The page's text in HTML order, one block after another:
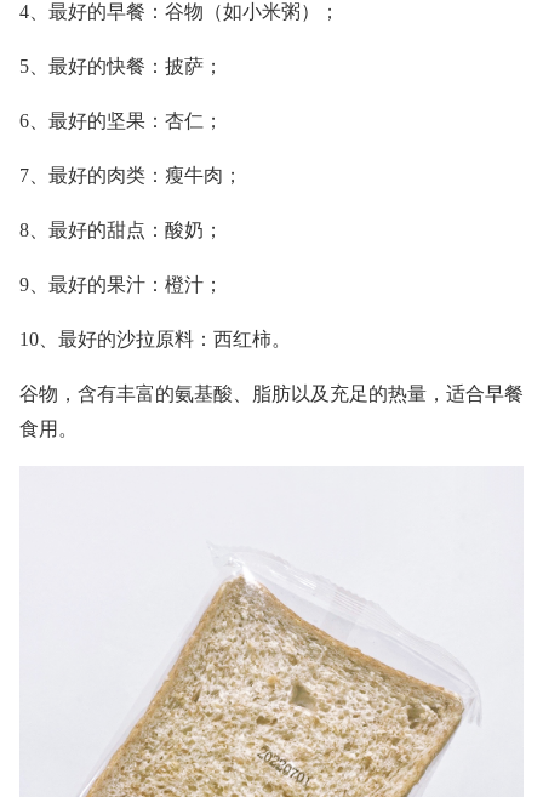
4、最好的早餐：谷物（如小米粥）；
5、最好的快餐：披萨；
6、最好的坚果：杏仁；
7、最好的肉类：瘦牛肉；
8、最好的甜点：酸奶；
9、最好的果汁：橙汁；
10、最好的沙拉原料：西红柿。
谷物，含有丰富的氨基酸、脂肪以及充足的热量，适合早餐
食用。